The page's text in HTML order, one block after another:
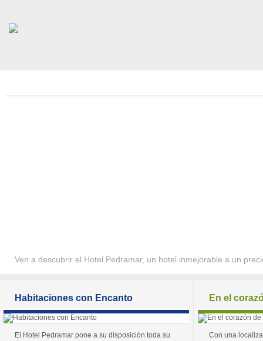
Ven a descubrir el Hotel Pedramar, un hotel inmejorable a un
Habitaciones con Encanto
El Hotel Pedramar pone a su disposición toda su
En el
Con una